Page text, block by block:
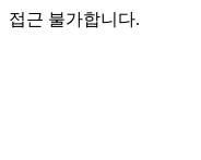
접근 불가합니다.